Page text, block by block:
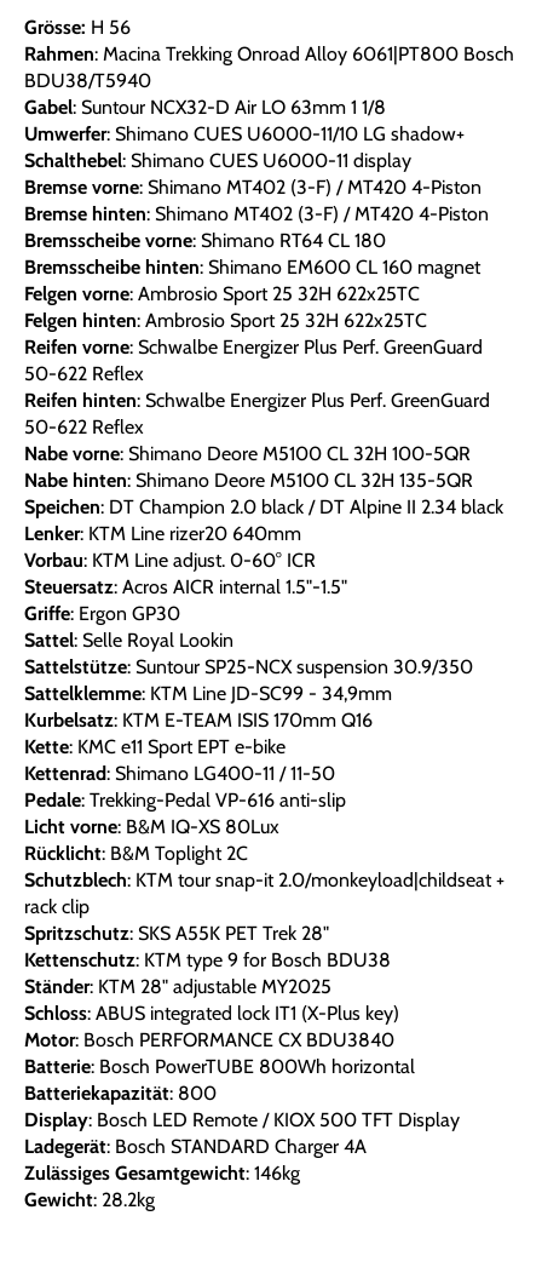
Grösse: H 56
Rahmen: Macina Trekking Onroad Alloy 6061|PT800 Bosch
BDU38/T5940
Gabel: Suntour NCX32-D Air LO 63mm 1 1/8
Umwerfer: Shimano CUES U6000-11/10 LG shadow+
Schalthebel: Shimano CUES U6000-11 display
Bremse vorne: Shimano MT402 (3-F) / MT420 4-Piston
Bremse hinten: Shimano MT402 (3-F) / MT420 4-Piston
Bremsscheibe vorne: Shimano RT64 CL 180
Bremsscheibe hinten: Shimano EM600 CL 160 magnet
Felgen vorne: Ambrosio Sport 25 32H 622x25TC
Felgen hinten: Ambrosio Sport 25 32H 622x25TC
Reifen vorne: Schwalbe Energizer Plus Perf. GreenGuard
50-622 Reflex
Reifen hinten: Schwalbe Energizer Plus Perf. GreenGuard
50-622 Reflex
Nabe vorne: Shimano Deore M5100 CL 32H 100-5QR
Nabe hinten: Shimano Deore M5100 CL 32H 135-5QR
Speichen: DT Champion 2.0 black / DT Alpine II 2.34 black
Lenker: KTM Line rizer20 640mm
Vorbau: KTM Line adjust. 0-60° ICR
Steuersatz: Acros AICR internal 1.5"-1.5"
Griffe: Ergon GP30
Sattel: Selle Royal Lookin
Sattelstütze: Suntour SP25-NCX suspension 30.9/350
Sattelklemme: KTM Line JD-SC99 - 34,9mm
Kurbelsatz: KTM E-TEAM ISIS 170mm Q16
Kette: KMC e11 Sport EPT e-bike
Kettenrad: Shimano LG400-11 / 11-50
Pedale: Trekking-Pedal VP-616 anti-slip
Licht vorne: B&M IQ-XS 80Lux
Rücklicht: B&M Toplight 2C
Schutzblech: KTM tour snap-it 2.0/monkeyload|childseat +
rack clip
Spritzschutz: SKS A55K PET Trek 28"
Kettenschutz: KTM type 9 for Bosch BDU38
Ständer: KTM 28" adjustable MY2025
Schloss: ABUS integrated lock IT1 (X-Plus key)
Motor: Bosch PERFORMANCE CX BDU3840
Batterie: Bosch PowerTUBE 800Wh horizontal
Batteriekapazität: 800
Display: Bosch LED Remote / KIOX 500 TFT Display
Ladegerät: Bosch STANDARD Charger 4A
Zulässiges Gesamtgewicht: 146kg
Gewicht: 28.2kg